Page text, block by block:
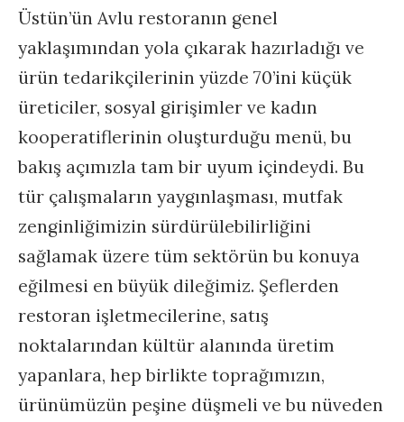
Üstün’ün Avlu restoranın genel
yaklaşımından yola çıkarak hazırladığı ve
ürün tedarikçilerinin yüzde 70’ini küçük
üreticiler, sosyal girişimler ve kadın
kooperatiflerinin oluşturduğu menü, bu
bakış açımızla tam bir uyum içindeydi. Bu
tür çalışmaların yaygınlaşması, mutfak
zenginliğimizin sürdürülebilirliğini
sağlamak üzere tüm sektörün bu konuya
eğilmesi en büyük dileğimiz. Şeflerden
restoran işletmecilerine, satış
noktalarından kültür alanında üretim
yapanlara, hep birlikte toprağımızın,
ürünümüzün peşine düşmeli ve bu nüveden